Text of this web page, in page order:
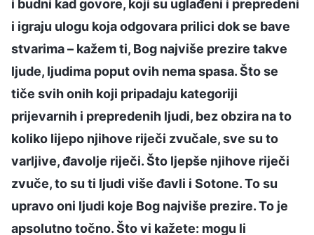
i budni kad govore, koji su uglađeni i prepredeni
i igraju ulogu koja odgovara prilici dok se bave
stvarima – kažem ti, Bog najviše prezire takve
ljude, ljudima poput ovih nema spasa. Što se
tiče svih onih koji pripadaju kategoriji
prijevarnih i prepredenih ljudi, bez obzira na to
koliko lijepo njihove riječi zvučale, sve su to
varljive, đavolje riječi. Što ljepše njihove riječi
zvuče, to su ti ljudi više đavli i Sotone. To su
upravo oni ljudi koje Bog najviše prezire. To je
apsolutno točno. Što vi kažete: mogu li